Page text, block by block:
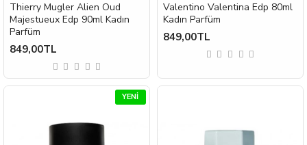
Thierry Mugler Alien Oud
Majestueux Edp 90ml Kadın
Parfüm
849,00TL
Valentino Valentina Edp 80ml
Kadın Parfüm
849,00TL
YENI